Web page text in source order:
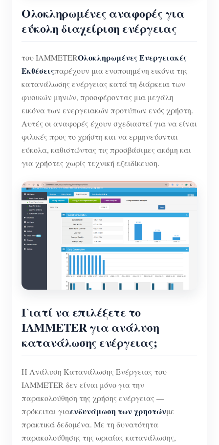
Ολοκληρωμένες αναφορές για
εύκολη διαχείριση ενέργειας
του IAMMETERΟλοκληρωμένες Ενεργειακές
Εκθέσειςπαρέχουν μια ενοποιημένη εικόνα της
κατανάλωσης ενέργειας κατά τη διάρκεια των
φυσικών μηνών, προσφέροντας μια μεγάλη
εικόνα των ενεργειακών προτύπων ενός χρήστη.
Αυτές οι αναφορές έχουν σχεδιαστεί για να είναι
φιλικές προς το χρήστη και να ερμηνεύονται
εύκολα, καθιστώντας τις προσβάσιμες ακόμη και
για χρήστες χωρίς τεχνική εξειδίκευση.
Γιατί να επιλέξετε το
IAMMETER για ανάλυση
κατανάλωσης ενέργειας;
Η Ανάλυση Κατανάλωσης Ενέργειας του
IAMMETER δεν είναι μόνο για την
παρακολούθηση της χρήσης ενέργειας —
πρόκειται γιαενδυνάμωση των χρηστώνμε
πρακτικά δεδομένα. Με τη δυνατότητα
παρακολούθησης της ωριαίας κατανάλωσης,